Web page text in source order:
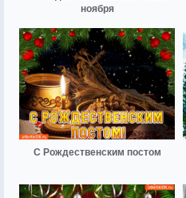
ноября
С Рождественским постом